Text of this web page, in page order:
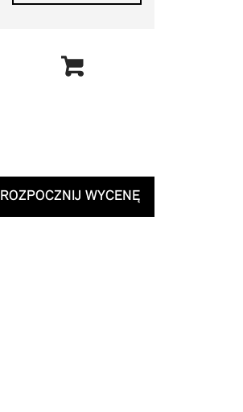
ROZPOCZNIJ WYCENĘ